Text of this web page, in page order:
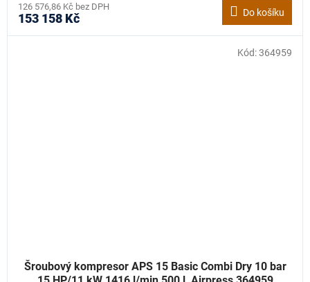
126 576,86 Kč bez DPH
153 158 Kč Do košíku
Šroubový kompresor APS 15 Basic Combi Dry 10 bar
Kód:364959